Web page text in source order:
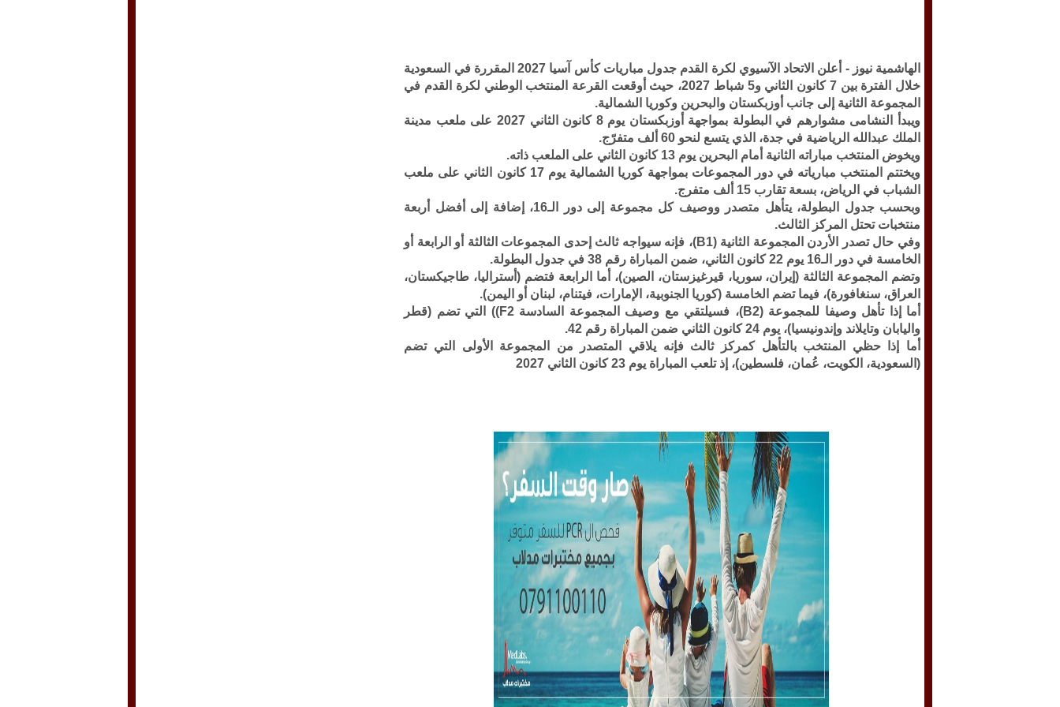
الهاشمية نيوز -
أعلن الاتحاد الآسيوي لكرة القدم جدول مباريات كأس آسيا 2027 المقررة في السعودية
خلال الفترة بين 7 كانون الثاني و5 شباط 2027، حيث أوقعت القرعة المنتخب الوطني لكرة القدم في
المجموعة الثانية إلى جانب أوزبكستان والبحرين وكوريا الشمالية.
ويبدأ النشامى مشوارهم في البطولة بمواجهة أوزبكستان يوم 8 كانون الثاني 2027 على ملعب مدينة
الملك عبدالله الرياضية في جدة، الذي يتسع لنحو 60 ألف متفرّج.
ويخوض المنتخب مباراته الثانية أمام البحرين يوم 13 كانون الثاني على الملعب ذاته.
ويختتم المنتخب مبارياته في دور المجموعات بمواجهة كوريا الشمالية يوم 17 كانون الثاني على ملعب
الشباب في الرياض، بسعة تقارب 15 ألف متفرج.
وبحسب جدول البطولة، يتأهل متصدر ووصيف كل مجموعة إلى دور الـ16، إضافة إلى أفضل أربعة
منتخبات تحتل المركز الثالث.
وفي حال تصدر الأردن المجموعة الثانية (B1)، فإنه سيواجه ثالث إحدى المجموعات الثالثة أو الرابعة أو
الخامسة في دور الـ16 يوم 22 كانون الثاني، ضمن المباراة رقم 38 في جدول البطولة.
وتضم المجموعة الثالثة (إيران، سوريا، قيرغيزستان، الصين)، أما الرابعة فتضم (أستراليا، طاجيكستان،
العراق، سنغافورة)، فيما تضم الخامسة (كوريا الجنوبية، الإمارات، فيتنام، لبنان أو اليمن).
أما إذا تأهل وصيفا للمجموعة (B2)، فسيلتقي مع وصيف المجموعة السادسة F2)) التي تضم (قطر
واليابان وتايلاند وإندونيسيا)، يوم 24 كانون الثاني ضمن المباراة رقم 42.
أما إذا حظي المنتخب بالتأهل كمركز ثالث فإنه يلاقي المتصدر من المجموعة الأولى التي تضم
(السعودية، الكويت، عُمان، فلسطين)، إذ تلعب المباراة يوم 23 كانون الثاني 2027